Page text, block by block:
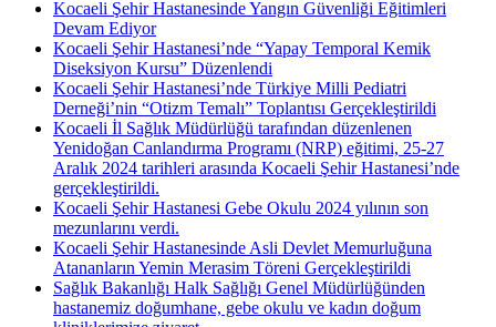
Kocaeli Şehir Hastanesinde Yangın Güvenliği Eğitimleri
Devam Ediyor
Kocaeli Şehir Hastanesi’nde “Yapay Temporal Kemik
Diseksiyon Kursu” Düzenlendi
Kocaeli Şehir Hastanesi’nde Türkiye Milli Pediatri
Derneği’nin “Otizm Temalı” Toplantısı Gerçekleştirildi
Kocaeli İl Sağlık Müdürlüğü tarafından düzenlenen
Yenidoğan Canlandırma Programı (NRP) eğitimi, 25-27
Aralık 2024 tarihleri arasında Kocaeli Şehir Hastanesi’nde
gerçekleştirildi.
Kocaeli Şehir Hastanesi Gebe Okulu 2024 yılının son
mezunlarını verdi.
Kocaeli Şehir Hastanesinde Asli Devlet Memurluğuna
Atananların Yemin Merasim Töreni Gerçekleştirildi
Sağlık Bakanlığı Halk Sağlığı Genel Müdürlüğünden
hastanemiz doğumhane, gebe okulu ve kadın doğum